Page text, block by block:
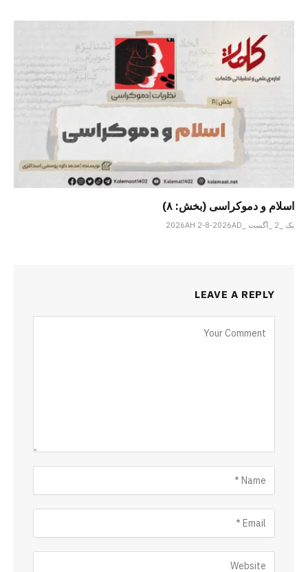
اسلام و دموکراسی (بخش: ۸)
یک _2 _آگست _2026AH 2-8-2026AD
LEAVE A REPLY